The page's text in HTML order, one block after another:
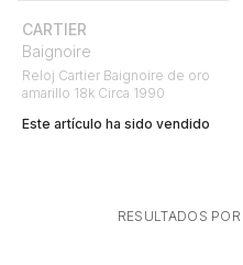
CARTIER
Baignoire
Reloj Cartier Baignoire de oro
amarillo 18k Circa 1990
Este artículo ha sido vendido
RESULTADOS